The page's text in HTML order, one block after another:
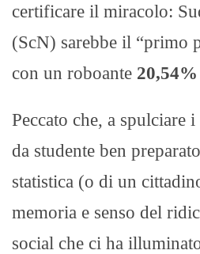
certificare il miracolo:
(ScN) sarebbe il “primo
con un roboante 20,54%
Peccato che, a spulciare
da studente ben
statistica (o di un
memoria e senso del
social che ci ha